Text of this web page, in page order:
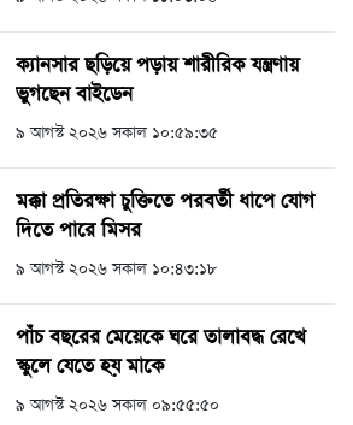
ক্যানসার ছড়িয়ে পড়ায় শারীরিক যন্ত্রণায়
ভুগছেন বাইডেন
৯ আগস্ট ২০২৬ সকাল ১০:৫৯:৩৫
মক্কা প্রতিরক্ষা চুক্তিতে পরবর্তী ধাপে যোগ
দিতে পারে মিসর
৯ আগস্ট ২০২৬ সকাল ১০:৪৩:১৮
পাঁচ বছরের মেয়েকে ঘরে তালাবদ্ধ রেখে
স্কুলে যেতে হয় মাকে
৯ আগস্ট ২০২৬ সকাল ০৯:৫৫:৫০